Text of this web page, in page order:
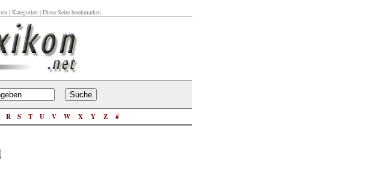
| Kategorien| Diese Seite bookmarken.
R S T U V W X Y Z #